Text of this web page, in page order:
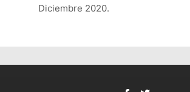
Diciembre 2020.